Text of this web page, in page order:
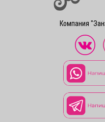
Компания